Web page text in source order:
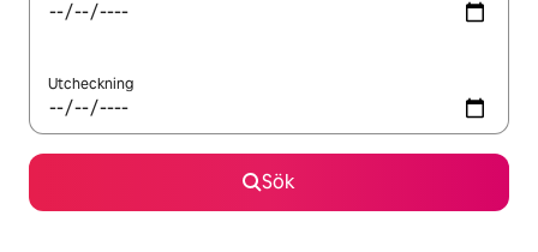
Utcheckning
Sök